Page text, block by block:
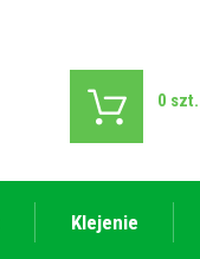
0 szt.
Klejenie